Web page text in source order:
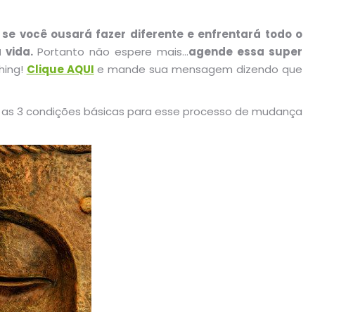
você ousará fazer diferente e enfrentará todo o
vida. Portanto não espere mais…agende essa super
Clique AQUI e mande sua mensagem dizendo que
3 condições básicas para esse processo de mudança